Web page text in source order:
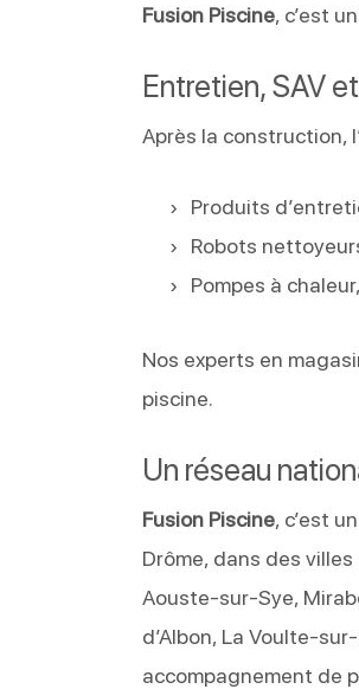
Fusion Piscine, c’est
Entretien, SAV
Après la construction,
Produits
Robots
Pompes à chaleur,
Nos experts en
piscine.
Un réseau
Fusion Piscine, c’est
Drôme, dans des
Aouste-sur-Sye,
d’Albon, La Voulte-
accompagnement de